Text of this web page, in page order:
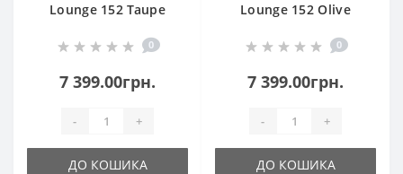
Lounge 152 Taupe
0
7 399.00грн.
- +
ДО КОШИКА
Lounge 152 Olive
0
7 399.00грн.
- +
ДО КОШИКА